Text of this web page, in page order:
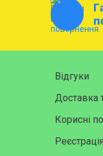
Відгуки
Доставка
Корисні